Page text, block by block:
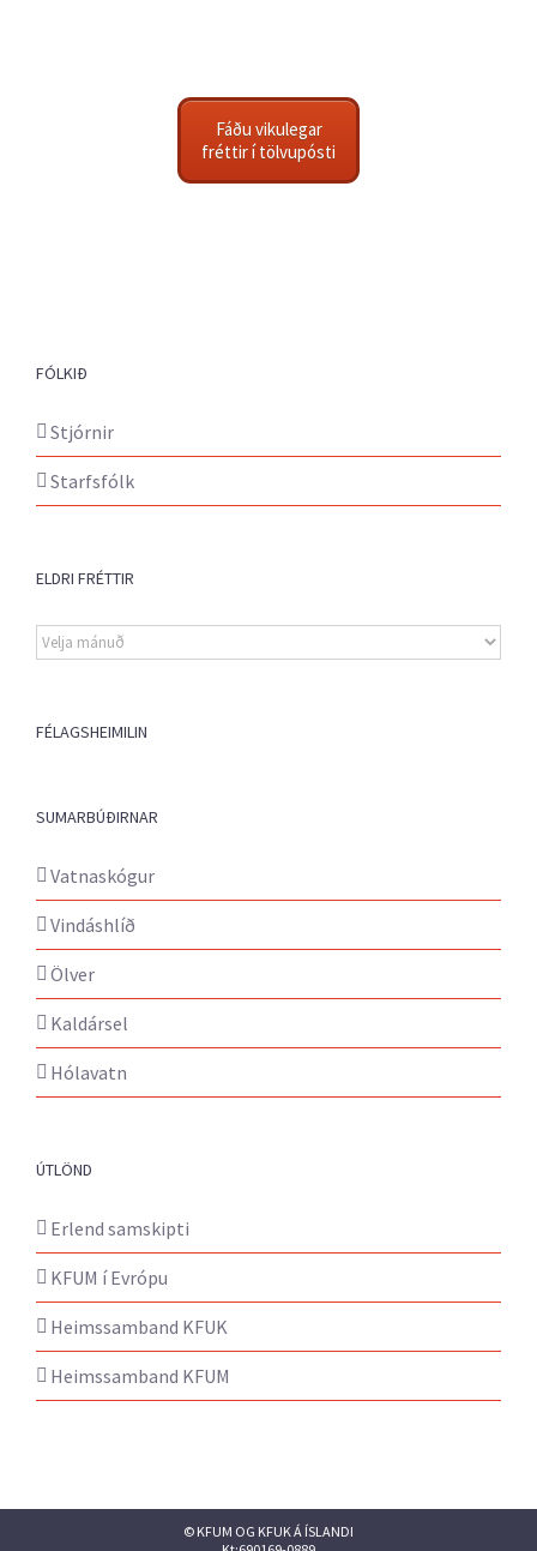
Fáðu vikulegar
fréttir í tölvupósti
FÓLKIÐ
Stjórnir
Starfsfólk
ELDRI FRÉTTIR
Eldri
fréttir
FÉLAGSHEIMILIN
SUMARBÚÐIRNAR
Vatnaskógur
Vindáshlíð
Ölver
Kaldársel
Hólavatn
ÚTLÖND
Erlend samskipti
KFUM í Evrópu
Heimssamband KFUK
Heimssamband KFUM
© KFUM OG KFUK Á ÍSLANDI